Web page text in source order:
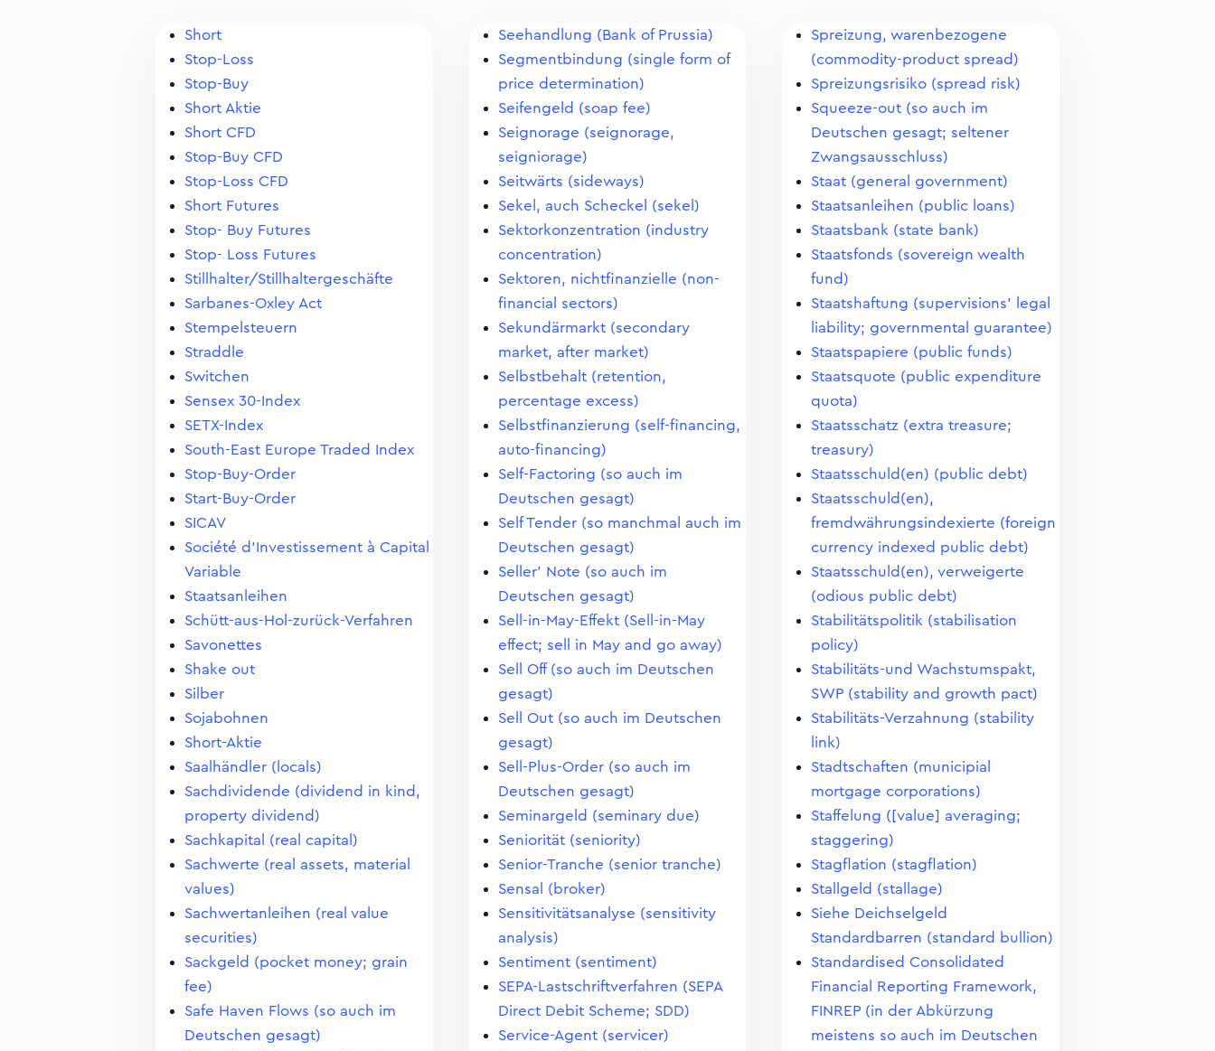
Short
Stop-Loss
Stop-Buy
Short Aktie
Short CFD
Stop-Buy CFD
Stop-Loss CFD
Short Futures
Stop- Buy Futures
Stop- Loss Futures
Stillhalter/Stillhaltergeschäfte
Sarbanes-Oxley Act
Stempelsteuern
Straddle
Switchen
Sensex 30-Index
SETX-Index
South-East Europe Traded Index
Stop-Buy-Order
Start-Buy-Order
SICAV
Société d'Investissement à Capital
Variable
Staatsanleihen
Schütt-aus-Hol-zurück-Verfahren
Savonettes
Shake out
Silber
Sojabohnen
Short-Aktie
Saalhändler (locals)
Sachdividende (dividend in kind,
property dividend)
Sachkapital (real capital)
Sachwerte (real assets, material
values)
Sachwertanleihen (real value
securities)
Sackgeld (pocket money; grain
fee)
Safe Haven Flows (so auch im
Deutschen gesagt)
Seehandlung (Bank of Prussia)
Segmentbindung (single form of
price determination)
Seifengeld (soap fee)
Seignorage (seignorage,
seigniorage)
Seitwärts (sideways)
Sekel, auch Scheckel (sekel)
Sektorkonzentration (industry
concentration)
Sektoren, nichtfinanzielle (non-
financial sectors)
Sekundärmarkt (secondary
market, after market)
Selbstbehalt (retention,
percentage excess)
Selbstfinanzierung (self-financing,
auto-financing)
Self-Factoring (so auch im
Deutschen gesagt)
Self Tender (so manchmal auch im
Deutschen gesagt)
Seller' Note (so auch im
Deutschen gesagt)
Sell-in-May-Effekt (Sell-in-May
effect; sell in May and go away)
Sell Off (so auch im Deutschen
gesagt)
Sell Out (so auch im Deutschen
gesagt)
Sell-Plus-Order (so auch im
Deutschen gesagt)
Seminargeld (seminary due)
Seniorität (seniority)
Senior-Tranche (senior tranche)
Sensal (broker)
Sensitivitätsanalyse (sensitivity
analysis)
Sentiment (sentiment)
SEPA-Lastschriftverfahren (SEPA
Direct Debit Scheme; SDD)
Service-Agent (servicer)
Spreizung, warenbezogene
(commodity-product spread)
Spreizungsrisiko (spread risk)
Squeeze-out (so auch im
Deutschen gesagt; seltener
Zwangsausschluss)
Staat (general government)
Staatsanleihen (public loans)
Staatsbank (state bank)
Staatsfonds (sovereign wealth
fund)
Staatshaftung (supervisions' legal
liability; governmental guarantee)
Staatspapiere (public funds)
Staatsquote (public expenditure
quota)
Staatsschatz (extra treasure;
treasury)
Staatsschuld(en) (public debt)
Staatsschuld(en),
fremdwährungsindexierte (foreign
currency indexed public debt)
Staatsschuld(en), verweigerte
(odious public debt)
Stabilitätspolitik (stabilisation
policy)
Stabilitäts-und Wachstumspakt,
SWP (stability and growth pact)
Stabilitäts-Verzahnung (stability
link)
Stadtschaften (municipial
mortgage corporations)
Staffelung ([value] averaging;
staggering)
Stagflation (stagflation)
Stallgeld (stallage)
Siehe Deichselgeld
Standardbarren (standard bullion)
Standardised Consolidated
Financial Reporting Framework,
FINREP (in der Abkürzung
meistens so auch im Deutschen